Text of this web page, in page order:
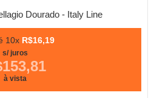
Dourado - Italy Line
10x R$16,19
s/ juros
à vista